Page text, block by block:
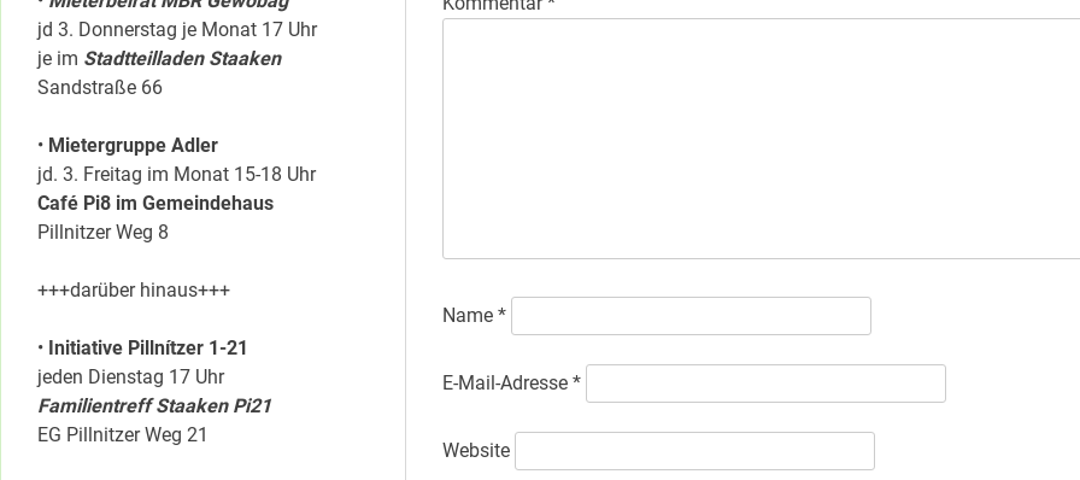
Name *
E-Mail-Adresse *
Website
jd 3. Donnerstag je Monat 17 Uhr
je im Stadtteilladen Staaken
Sandstraße 66
• Mietergruppe Adler
jd. 3. Freitag im Monat 15-18 Uhr
Café Pi8 im Gemeindehaus
Pillnitzer Weg 8
+++darüber hinaus+++
• Initiative Pillnítzer 1-21
jeden Dienstag 17 Uhr
Familientreff Staaken Pi21
EG Pillnitzer Weg 21